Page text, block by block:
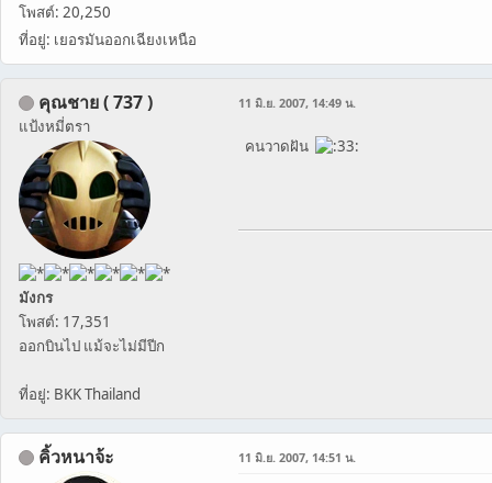
โพสต์: 20,250
ที่อยู่: เยอรมันออกเฉียงเหนือ
คุณชาย ( 737 )
แป้งหมี่ตรา
มังกร
โพสต์: 17,351
ออกบินไป แม้จะไม่มีปีก
ที่อยู่: BKK Thailand
11 มิ.ย. 2007, 14:49 น.
คนวาดฝัน
คิ้วหนาจ้ะ 11 มิ.ย. 2007, 14:51 น.